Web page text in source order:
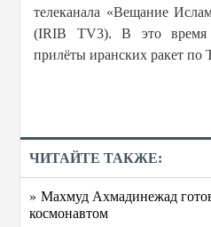
телеканала «Вещание
(IRIB TV3). В это время
прилёты иранских ракет
ЧИТАЙТЕ ТАКЖЕ:
» Махмуд Ахмадинежад
космонавтом